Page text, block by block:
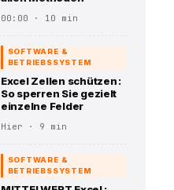
00:00 · 10 min
SOFTWARE &
BETRIEBSSYSTEM
Excel Zellen schützen :
So sperren Sie gezielt
einzelne Felder
Hier · 9 min
SOFTWARE &
BETRIEBSSYSTEM